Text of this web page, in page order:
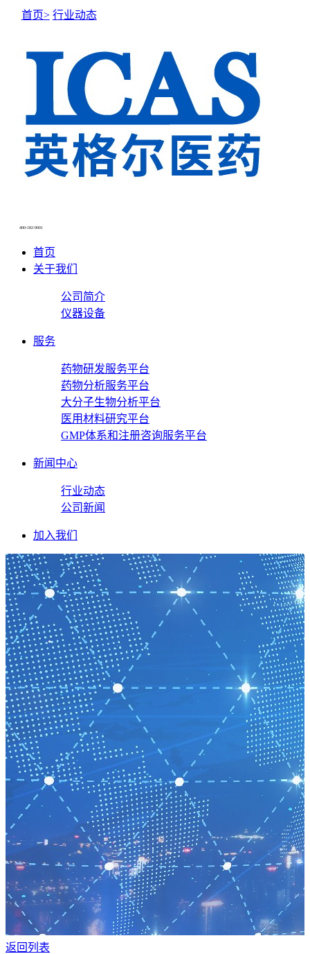
400-182-9001
首页
关于我们
公司简介
仪器设备
服务
药物研发服务平台
药物分析服务平台
大分子生物分析平台
医用材料研究平台
GMP体系和注册咨询服务平台
新闻中心
行业动态
公司新闻
加入我们
NEWS CENTER
首页> 行业动态
返回列表